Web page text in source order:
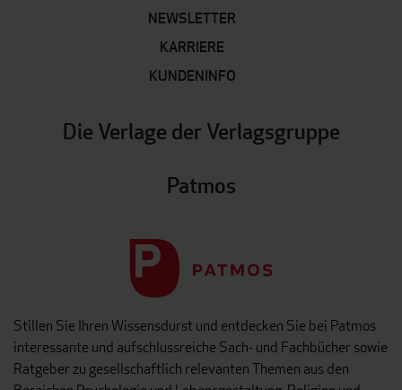
NEWSLETTER
KARRIERE
KUNDENINFO
Die Verlage der Verlagsgruppe
Patmos
Stillen Sie Ihren Wissensdurst und entdecken Sie bei Patmos
interessante und aufschlussreiche Sach- und Fachbücher sowie
Ratgeber zu gesellschaftlich relevanten Themen aus den